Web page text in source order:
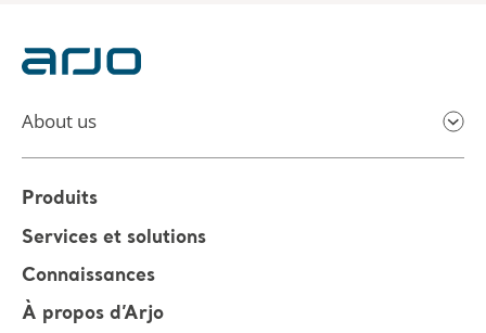
About us
Produits
Services et solutions
Connaissances
À propos d’Arjo